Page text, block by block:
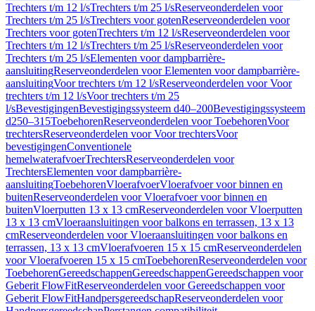
Trechters t/m 12 l/sTrechters t/m 25 l/sReserveonderdelen voor
Trechters t/m 25 l/sTrechters voor gotenReserveonderdelen voor
Trechters voor gotenTrechters t/m 12 l/sReserveonderdelen voor
Trechters t/m 12 l/sTrechters t/m 25 l/sReserveonderdelen voor
Trechters t/m 25 l/sElementen voor dampbarrière-
aansluitingReserveonderdelen voor Elementen voor dampbarrière-
aansluitingVoor trechters t/m 12 l/sReserveonderdelen voor Voor
trechters t/m 12 l/sVoor trechters t/m 25
l/sBevestigingenBevestigingssysteem d40–200Bevestigingssysteem
d250–315ToebehorenReserveonderdelen voor ToebehorenVoor
trechtersReserveonderdelen voor Voor trechtersVoor
bevestigingenConventionele
hemelwaterafvoerTrechtersReserveonderdelen voor
TrechtersElementen voor dampbarrière-
aansluitingToebehorenVloerafvoerVloerafvoer voor binnen en
buitenReserveonderdelen voor Vloerafvoer voor binnen en
buitenVloerputten 13 x 13 cmReserveonderdelen voor Vloerputten
13 x 13 cmVloeraansluitingen voor balkons en terrassen, 13 x 13
cmReserveonderdelen voor Vloeraansluitingen voor balkons en
terrassen, 13 x 13 cmVloerafvoeren 15 x 15 cmReserveonderdelen
voor Vloerafvoeren 15 x 15 cmToebehorenReserveonderdelen voor
ToebehorenGereedschappenGereedschappenGereedschappen voor
Geberit FlowFitReserveonderdelen voor Gereedschappen voor
Geberit FlowFitHandpersgereedschapReserveonderdelen voor